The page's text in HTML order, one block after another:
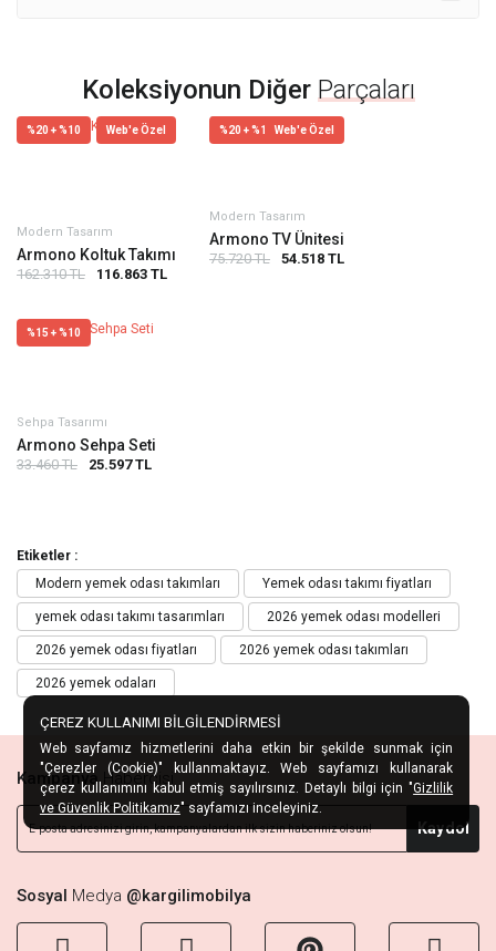
Koleksiyonun Diğer Parçaları
%20 + %10 Web'e Özel
Modern Tasarım
Armono Koltuk Takımı
162.310 TL 116.863 TL
%20 + %10 Web'e Özel
Modern Tasarım
Armono TV Ünitesi
75.720 TL 54.518 TL
%15 + %10
Sehpa Tasarımı
Armono Sehpa Seti
33.460 TL 25.597 TL
Etiketler :
Modern yemek odası takımları
Yemek odası takımı fiyatları
yemek odası takımı tasarımları 2026 yemek odası modelleri
2026 yemek odası fiyatları 2026 yemek odası takımları
2026 yemek odaları
Kampanya Habercisi
Kaydol
Sosyal Medya @kargilimobilya
ÇEREZ KULLANIMI BİLGİLENDİRMESİ
Web sayfamız hizmetlerini daha etkin bir şekilde sunmak için
"Çerezler (Cookie)" kullanmaktayız. Web sayfamızı kullanarak
çerez kullanımını kabul etmiş sayılırsınız. Detaylı bilgi için "Gizlilik
ve Güvenlik Politikamız" sayfamızı inceleyiniz.